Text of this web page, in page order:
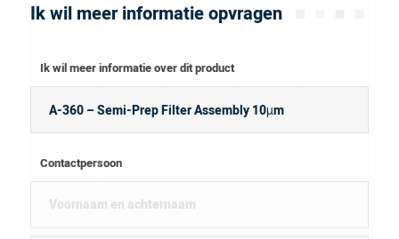
Ik wil meer informatie opvragen
Ik wil meer informatie over dit product
Contactpersoon